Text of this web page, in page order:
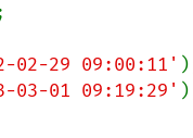
02-29 09:00:11'
03-01 09:19:29'